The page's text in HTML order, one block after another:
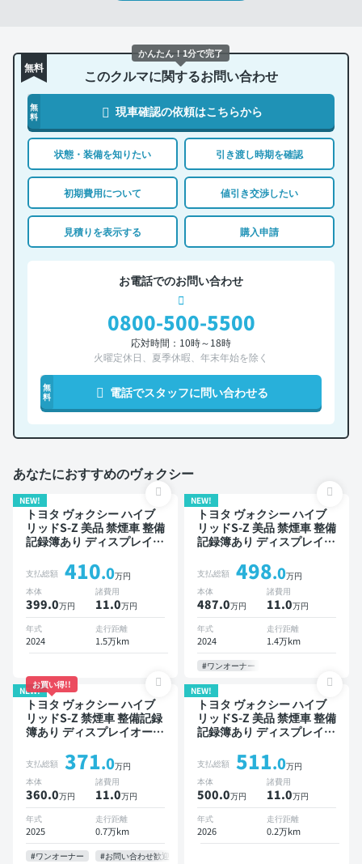
無料 このクルマに関するお問い合わせ
無
料
現車確認の依頼はこちらから
状態・装備を知りたい 引き渡し時期を確認
初期費用について 値引き交渉したい
見積りを表示する 購入申請
お電話でのお問い合わせ
0800-500-5500
応対時間：10時～18時
火曜定休日、夏季休暇、年末年始を除く
無
料
電話でスタッフに問い合わせる
あなたにおすすめのヴォクシー
NEW!
トヨタ ヴォクシー ハイブ
リッドS-Z 美品 禁煙車 整備
記録簿あり ディスプレイオ
TV オートクルーズ 3列シー
ト スマートキー ETC 電動
バックドア バックモニター
衝突軽減 両側電動スライド
ドア 7人乗り
支払総額 410.0万円
本体
399.0万円
諸費用
11.0万円
年式
2024
走行距離
1.5万km
NEW!
トヨタ ヴォクシー ハイブ
リッドS-Z 美品 禁煙車 整備
記録簿あり ディスプレイオ
TV ブラインドスポットモ
ニター デジタルインナーミ
ラー オートクルーズ 3列シ
ート スマートキー ETC 電
動バックドア バックモニタ
ー 全方位カメラ ドライブ
レコーダー 衝突軽減 両側
電動スライドドア 7人乗り
支払総額 498.0万円
本体
487.0万円
諸費用
11.0万円
年式
2024
走行距離
1.4万km
#ワンオーナー
NEW!
お買い得!!
トヨタ ヴォクシー ハイブ
リッドS-Z 禁煙車 整備記録
簿あり ディスプレイオーデ
インドスポットモニター デ
ジタルインナーミラー オー
トクルーズ 3列シート スマ
ートキー ETC 電動バック
ドア バックモニター 全方
位カメラ ドライブレコーダ
ー 衝突軽減 両側電動スラ
イドドア 7人乗り
支払総額 371.0万円
本体
360.0万円
諸費用
11.0万円
年式
2025
走行距離
0.7万km
#ワンオーナー #お問い合わせ歓迎
NEW!
トヨタ ヴォクシー ハイブ
リッドS-Z 美品 禁煙車 整備
記録簿あり ディスプレイオ
TV ブラインドスポットモ
ニター デジタルインナーミ
ラー オートクルーズ 3列シ
ート スマートキー ETC 電
動バックドア バックモニタ
ー 全方位カメラ ドライブ
レコーダー 衝突軽減 両側
支払総額 511.0万円
本体
500.0万円
諸費用
11.0万円
年式
2026
走行距離
0.2万km
かんたん！1分で完了